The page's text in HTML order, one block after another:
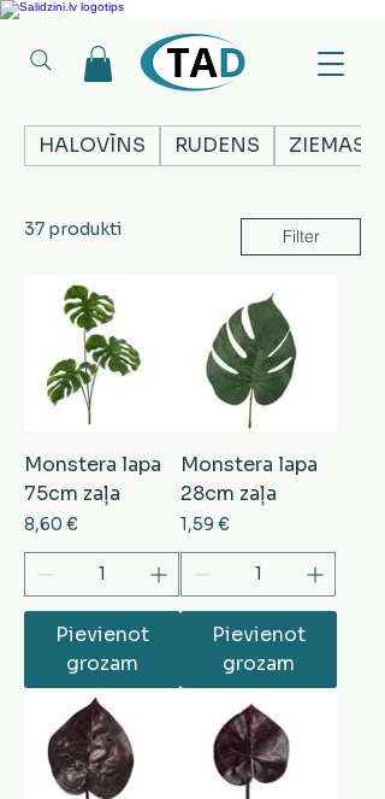
Ledusskapji, Sadzīves tehnika, Smaržas,
HALOVĪNS RUDENS
37 produkti Filter
Monstera lapa
75cm zaļa
Cena
8,60 €
Pievienot
grozam
Monstera lapa
28cm zaļa
Cena
1,59 €
Pievienot
grozam